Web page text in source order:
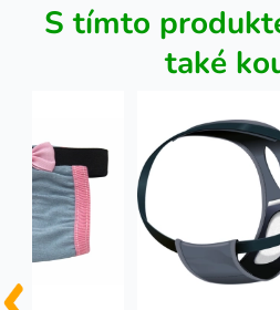
S tímto
také